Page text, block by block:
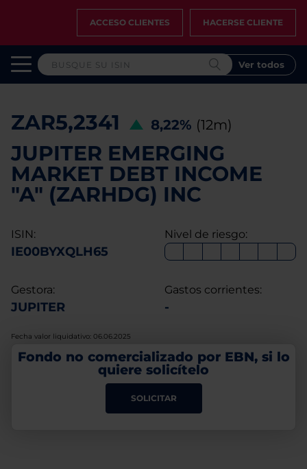
ACCESO CLIENTES HACERSE CLIENTE
Ver todos
ZAR5,2341 8,22% (12m)
JUPITER EMERGING
MARKET DEBT INCOME
"A" (ZARHDG) INC
ISIN:
IE00BYXQLH65
Nivel de riesgo:
Gestora:
JUPITER
Gastos corrientes:
-
Fecha valor liquidativo: 06.06.2025
Fondo no comercializado por EBN, si lo
quiere solicítelo
SOLICITAR